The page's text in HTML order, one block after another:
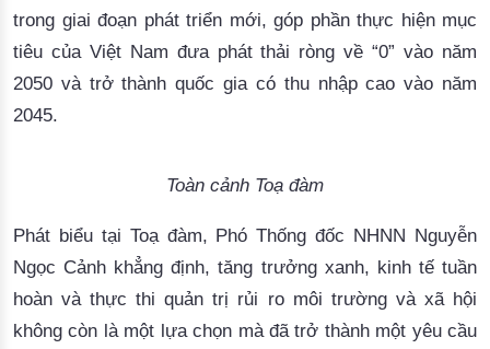
trong giai đoạn phát triển mới, góp phần thực hiện mục
tiêu của Việt Nam đưa phát thải ròng về “0” vào năm
2050 và trở thành quốc gia có thu nhập cao vào năm
2045.
Toàn cảnh Toạ đàm
Phát biểu tại Toạ đàm, Phó Thống đốc NHNN Nguyễn
Ngọc Cảnh khẳng định,tăng trưởng xanh, kinh tế tuần
hoàn và thực thi quản trị rủi ro môi trường và xã hội
không còn là một lựa chọn mà đã trở thành một yêu cầu